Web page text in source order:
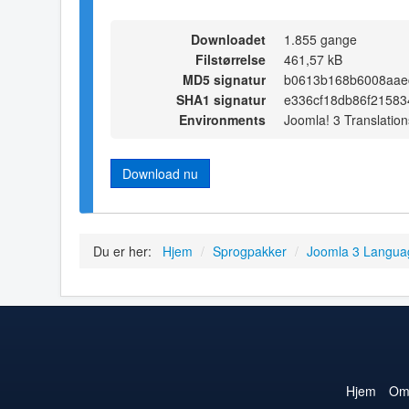
Downloadet
1.855 gange
Filstørrelse
461,57 kB
MD5 signatur
SHA1 signatur
Environments
Joomla! 3
Download nu
Du er her: Hjem / Sprogpakker / Joomla 3
Hjem Om